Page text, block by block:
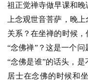
祖正觉禅寺做早课和
上念观世音菩萨，晚
关系？在坐禅的时候
“念佛禅”？这是一个
“念佛是谁”的话头，
居士在念佛的时候和